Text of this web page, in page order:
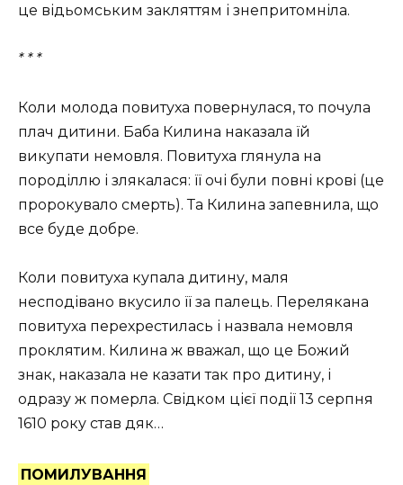
це відьомським закляттям і знепритомніла.
* * *
Коли молода повитуха повернулася, то почула
плач дитини. Баба Килина наказала їй
викупати немовля. Повитуха глянула на
породіллю і злякалася: її очі були повні крові (це
пророкувало смерть). Та Килина запевнила, що
все буде добре.
Коли повитуха купала дитину, маля
несподівано вкусило її за палець. Перелякана
повитуха перехрестилась і назвала немовля
проклятим. Килина ж вважал, що це Божий
знак, наказала не казати так про дитину, і
одразу ж померла. Свідком цієї події 13 серпня
1610 року став дяк…
ПОМИЛУВАННЯ